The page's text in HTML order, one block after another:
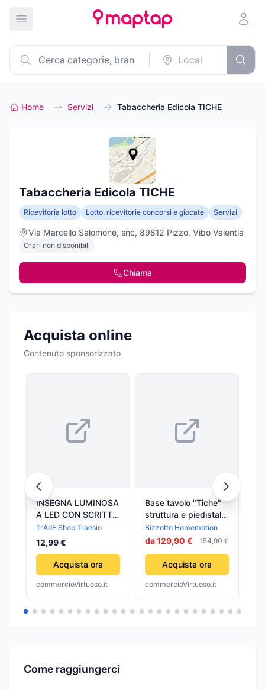
Apri menu principale
Home Servizi Tabaccheria Edicola TICHE
Tabaccheria Edicola TICHE
Ricevitoria lotto Lotto, ricevitorie concorsi e giocate Servizi
Via Marcello Salomone, snc, 89812 Pizzo, Vibo Valentia
Orari non disponibili
Chiama
Acquista online
Contenuto sponsorizzato
INSEGNA LUMINOSA
A LED CON SCRITTA
TABACCHI PER
NEGOZIO
TABACCHERIA
48,5X25,5CM
TrAdE Shop Traesio
12,99 €
Acquista ora
commercioVirtuoso.it
Base tavolo "Tiche"
struttura e piedistallo
in alluminio
pressofuso
Bizzotto Homemotion
da 129,90 € 154,90 €
Acquista ora
commercioVirtuoso.it
Come raggiungerci